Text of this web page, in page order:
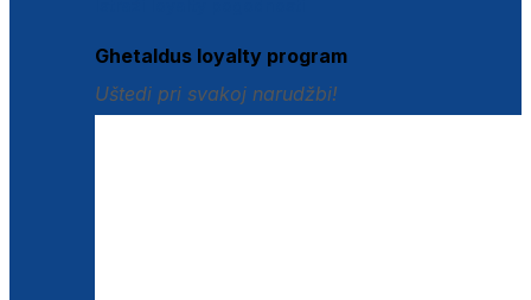
Ghetaldus loyalty program
Uštedi pri svakoj narudžbi!